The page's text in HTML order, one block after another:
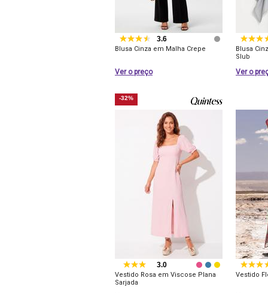
3.6
Blusa Cinza em Malha Crepe
Ver o preço
Blusa
Slub
Ver o
-32%
3.0
Vestido Rosa em Viscose Plana
Sarjada
Vestido